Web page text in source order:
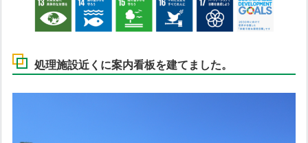
処理施設近くに案内看板を建てました。